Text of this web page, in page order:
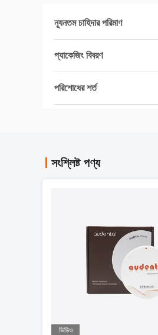
ন্যূনতম চাহিদার পরিমাণ
প্যাকেজিং বিবরণ
পরিশোধের শর্ত
সংশ্লিষ্ট পণ্য
ভিডিও